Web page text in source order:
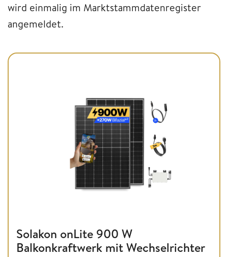
wird einmalig im Marktstammdatenregister
angemeldet.
Solakon onLite 900 W
Balkonkraftwerk mit Wechselrichter